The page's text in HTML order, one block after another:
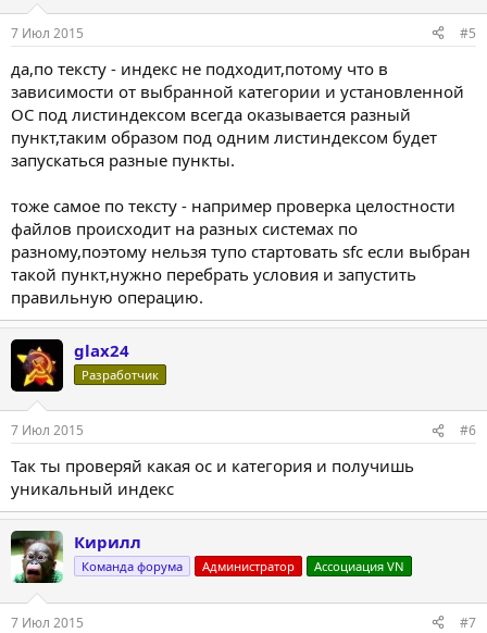
7 Июл 2015 #5
да,по тексту - индекс не подходит,потому что в
зависимости от выбранной категории и установленной
ОС под листиндексом всегда оказывается разный
пункт,таким образом под одним листиндексом будет
запускаться разные пункты.
тоже самое по тексту - например проверка целостности
файлов происходит на разных системах по
разному,поэтому нельзя тупо стартовать sfc если выбран
такой пункт,нужно перебрать условия и запустить
правильную операцию.
glax24
Разработчик
7 Июл 2015 #6
Так ты проверяй какая ос и категория и получишь
уникальный индекс
Кирилл
Команда форума Администратор Ассоциация VN
7 Июл 2015 #7